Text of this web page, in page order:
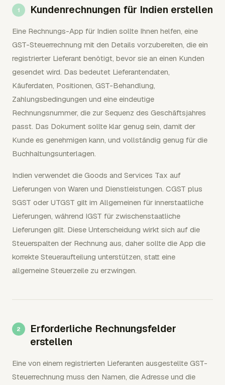
Kundenrechnungen für Indien erstellen
Eine Rechnungs-App für Indien sollte Ihnen helfen, eine
GST-Steuerrechnung mit den Details vorzubereiten, die ein
registrierter Lieferant benötigt, bevor sie an einen Kunden
gesendet wird. Das bedeutet Lieferantendaten,
Käuferdaten, Positionen, GST-Behandlung,
Zahlungsbedingungen und eine eindeutige
Rechnungsnummer, die zur Sequenz des Geschäftsjahres
passt. Das Dokument sollte klar genug sein, damit der
Kunde es genehmigen kann, und vollständig genug für die
Buchhaltungsunterlagen.
Indien verwendet die Goods and Services Tax auf
Lieferungen von Waren und Dienstleistungen. CGST plus
SGST oder UTGST gilt im Allgemeinen für innerstaatliche
Lieferungen, während IGST für zwischenstaatliche
Lieferungen gilt. Diese Unterscheidung wirkt sich auf die
Steuerspalten der Rechnung aus, daher sollte die App die
korrekte Steueraufteilung unterstützen, statt eine
allgemeine Steuerzeile zu erzwingen.
Erforderliche Rechnungsfelder
erstellen
Eine von einem registrierten Lieferanten ausgestellte GST-
Steuerrechnung muss den Namen, die Adresse und die